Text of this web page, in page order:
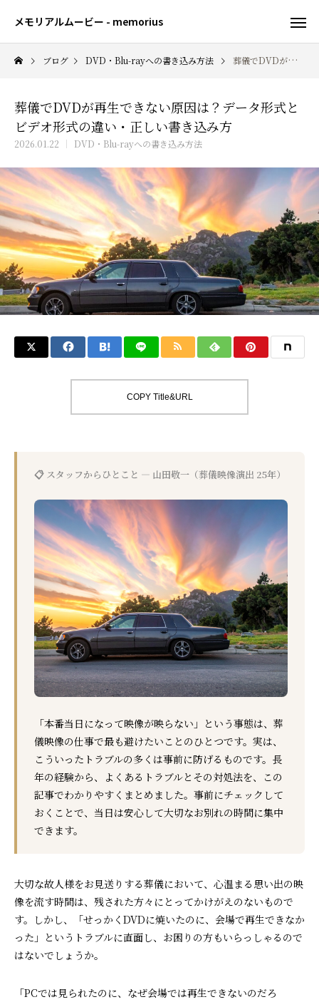
メモリアルムービー - memorius
ブログ DVD・Blu-rayへの書き込み方法 葬儀でDVDが再生できない原因は？データ形式とビデオ形式の違い・正しい書き込み方
葬儀でDVDが再生できない原因は？データ形式と
ビデオ形式の違い・正しい書き込み方
2026.01.22 DVD・Blu-rayへの書き込み方法
COPY Title&URL
📋 スタッフからひとこと — 山田敬一（葬儀映像演出 25年）
「本番当日になって映像が映らない」という事態は、葬
儀映像の仕事で最も避けたいことのひとつです。実は、
こういったトラブルの多くは事前に防げるものです。長
年の経験から、よくあるトラブルとその対処法を、この
記事でわかりやすくまとめました。事前にチェックして
おくことで、当日は安心して大切なお別れの時間に集中
できます。
大切な故人様をお見送りする葬儀において、心温まる思い出の映
像を流す時間は、残された方々にとってかけがえのないもので
す。しかし、「せっかくDVDに焼いたのに、会場で再生できなか
った」というトラブルに直面し、お困りの方もいらっしゃるので
はないでしょうか。
「PCでは見られたのに、なぜ会場では再生できないのだろ